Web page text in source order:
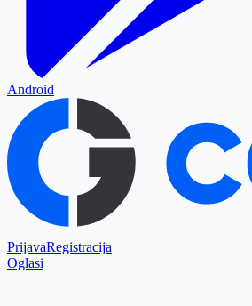
Android
PrijavaRegistracija
Oglasi